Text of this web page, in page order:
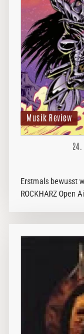
Musik Review
Erstmals bewusst
ROCKHARZ Open